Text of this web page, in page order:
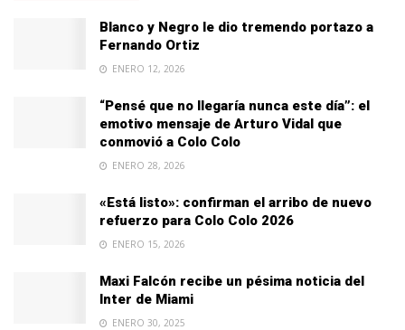
Blanco y Negro le dio tremendo portazo a
Fernando Ortiz
ENERO 12, 2026
“Pensé que no llegaría nunca este día”: el
emotivo mensaje de Arturo Vidal que
conmovió a Colo Colo
ENERO 28, 2026
«Está listo»: confirman el arribo de nuevo
refuerzo para Colo Colo 2026
ENERO 15, 2026
Maxi Falcón recibe un pésima noticia del
Inter de Miami
ENERO 30, 2025